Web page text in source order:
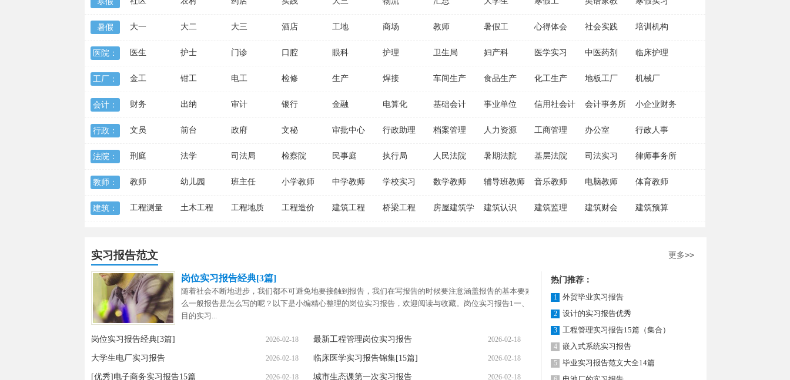
暑假 大一 大二 大三 酒店 工地 商场 教师 暑假工 心得体会 社会实践 培训机构
医院： 医生 护士 门诊 口腔 眼科 护理 卫生局 妇产科 医学实习 中医药剂 临床护理
工厂： 金工 钳工 电工 检修 生产 焊接 车间生产 食品生产 化工生产 地板工厂 机械厂
会计： 财务 出纳 审计 银行 金融 电算化 基础会计 事业单位 信用社会计 会计事务所 小企业财务
行政： 文员 前台 政府 文秘 审批中心 行政助理 档案管理 人力资源 工商管理 办公室 行政人事
法院： 刑庭 法学 司法局 检察院 民事庭 执行局 人民法院 暑期法院 基层法院 司法实习 律师事务所
教师： 教师 幼儿园 班主任 小学教师 中学教师 学校实习 数学教师 辅导班教师 音乐教师 电脑教师 体育教师
建筑： 工程测量 土木工程 工程地质 工程造价 建筑工程 桥梁工程 房屋建筑学 建筑认识 建筑监理 建筑财会 建筑预算
实习报告范文 更多>>
岗位实习报告经典[3篇]
随着社会不断地进步，我们都不可避免地要接触到报告，我们在写报告的时候要注意涵盖报告的基本要素。那
么一般报告是怎么写的呢？以下是小编精心整理的岗位实习报告，欢迎阅读与收藏。岗位实习报告1一、实习
目的实习...
2026-02-18
岗位实习报告经典[3篇] 2026-02-18
最新工程管理岗位实习报告
2026-02-18
大学生电厂实习报告 2026-02-18
临床医学实习报告锦集[15篇]
2026-02-18
[优秀]电子商务实习报告15篇 2026-02-18
城市生态课第一次实习报告
热门推荐：
1 外贸毕业实习报告
2 设计的实习报告优秀
3 工程管理实习报告15篇（集合）
4 嵌入式系统实习报告
5 毕业实习报告范文大全14篇